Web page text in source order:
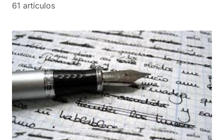
61 artículos